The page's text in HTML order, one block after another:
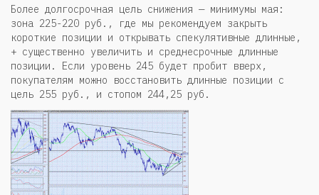
Более долгосрочная цель снижения — минимумы мая:
зона 225-220 руб., где мы рекомендуем закрыть
короткие позиции и открывать спекулятивные длинные,
+ существенно увеличить и среднесрочные длинные
позиции. Если уровень 245 будет пробит вверх,
покупателям можно восстановить длинные позиции с
цель 255 руб., и стопом 244,25 руб.